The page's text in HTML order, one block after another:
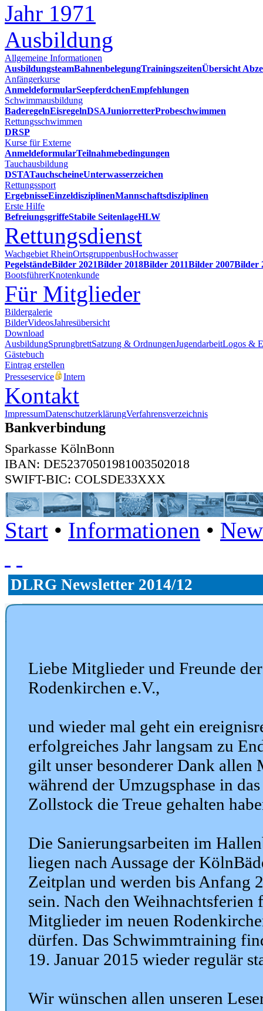
Jahr 1971
Ausbildung
Allgemeine Informationen
AusbildungsteamBahnenbelegungTrainingszeitenÜbersicht
Anfängerkurse
AnmeldeformularSeepferdchenEmpfehlungen
Schwimmausbildung
BaderegelnEisregelnDSAJuniorretterProbeschwimmen
Rettungsschwimmen
DRSP
Kurse für Externe
AnmeldeformularTeilnahmebedingungen
Tauchausbildung
DSTATauchscheineUnterwasserzeichen
Rettungssport
ErgebnisseEinzeldisziplinenMannschaftsdisziplinen
Erste Hilfe
BefreiungsgriffeStabile SeitenlageHLW
Rettungsdienst
Wachgebiet RheinOrtsgruppenbusHochwasser
PegelständeBilder 2021Bilder 2018Bilder 2011Bilder 2007Bilder
BootsführerKnotenkunde
Für Mitglieder
Bildergalerie
BilderVideosJahresübersicht
Download
AusbildungSprungbrettSatzung & OrdnungenJugendarbeitLogos &
Gästebuch
Eintrag erstellen
Presseservice
Intern
Kontakt
ImpressumDatenschutzerklärungVerfahrensverzeichnis
Bankverbindung
Sparkasse KölnBonn
IBAN: DE52370501981003502018
SWIFT-BIC: COLSDE33XXX
Start • Informationen •
DLRG Newsletter 2014/12
Liebe Mitglieder und Freunde
Rodenkirchen e.V.,
und wieder mal geht ein
erfolgreiches Jahr langsam zu
gilt unser besonderer Dank allen
während der Umzugsphase in
Zollstock die Treue gehalten
Die Sanierungsarbeiten im
liegen nach Aussage der
Zeitplan und werden bis Anfang
sein. Nach den Weihnachtsferien
Mitglieder im neuen
dürfen. Das Schwimmtraining
19. Januar 2015 wieder regulär
Wir wünschen allen unseren